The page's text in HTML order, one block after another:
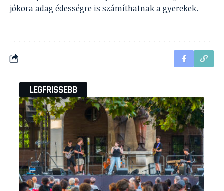
jókora adag édességre is számíthatnak a gyerekek.
LEGFRISSEBB